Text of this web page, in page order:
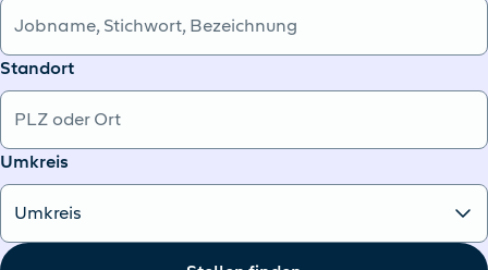
Standort
Umkreis